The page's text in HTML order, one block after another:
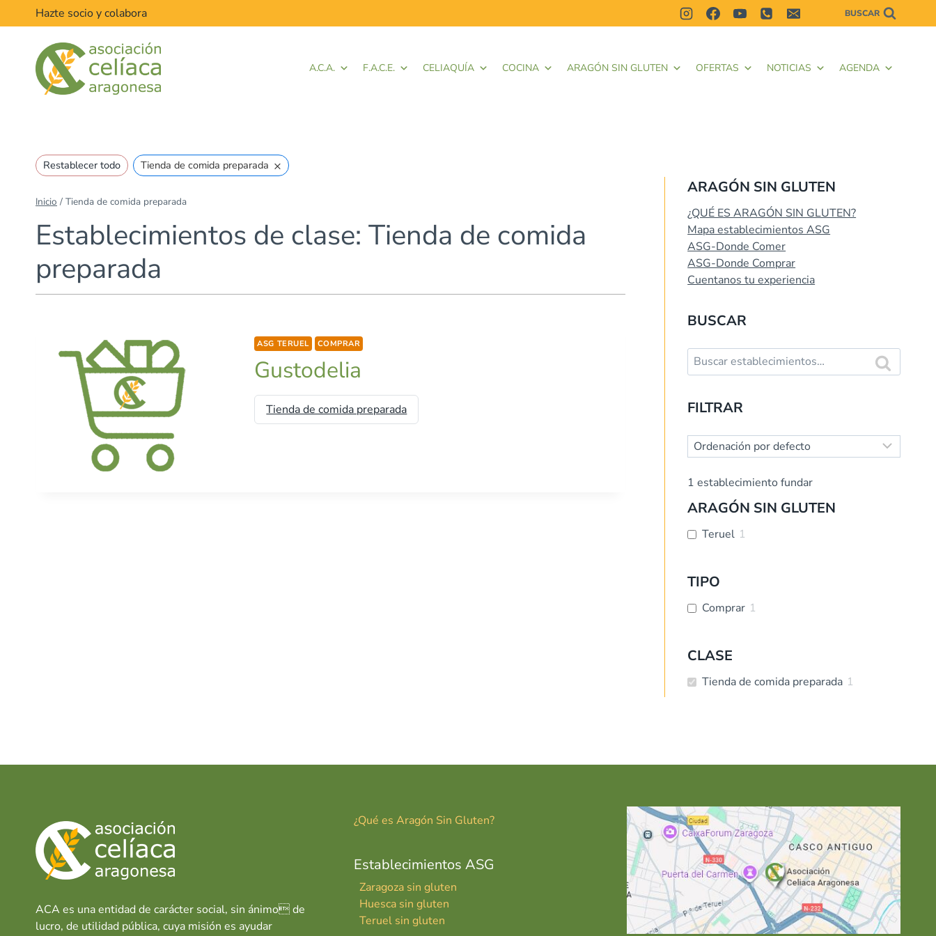
al
Hazte socio y colabora BUSCAR
A.C.A. F.A.C.E. CELIAQUÍA COCINA ARAGÓN SIN GLUTEN OFERTAS NOTICIAS AGENDA
Restablecer todo Tienda de comida preparada ×
Inicio / Tienda de comida preparada
Establecimientos de clase: Tienda de comida
preparada
ASG TERUEL COMPRAR
Gustodelia
Tienda de comida preparada
ARAGÓN SIN GLUTEN
¿QUÉ ES ARAGÓN SIN GLUTEN?
Mapa establecimientos ASG
ASG-Donde Comer
ASG-Donde Comprar
Cuentanos tu experiencia
BUSCAR
Buscar:
Buscar
FILTRAR
1 establecimiento fundar
ARAGÓN SIN GLUTEN
Teruel 1
TIPO
Comprar 1
CLASE
Tienda de comida preparada 1
ACA es una entidad de carácter social, sin ánimo de
lucro, de utilidad pública, cuya misión es ayudar
¿Qué es Aragón Sin Gluten?
Establecimientos ASG
Zaragoza sin gluten
Huesca sin gluten
Teruel sin gluten